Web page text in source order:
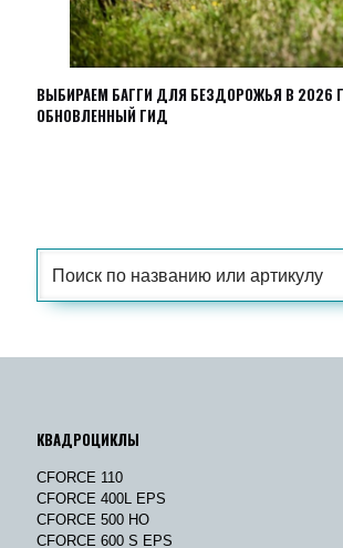
ВЫБИРАЕМ БАГГИ ДЛЯ БЕЗДОРОЖЬЯ В 2026
ОБНОВЛЕННЫЙ ГИД
КВАДРОЦИКЛЫ
CFORCE 110
CFORCE 400L EPS
CFORCE 500 HO
CFORCE 600 S EPS